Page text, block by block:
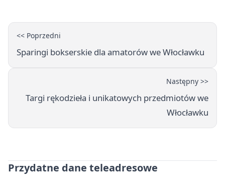
<< Poprzedni
Sparingi bokserskie dla amatorów we Włocławku
Następny >>
Targi rękodzieła i unikatowych przedmiotów we
Włocławku
Przydatne dane teleadresowe